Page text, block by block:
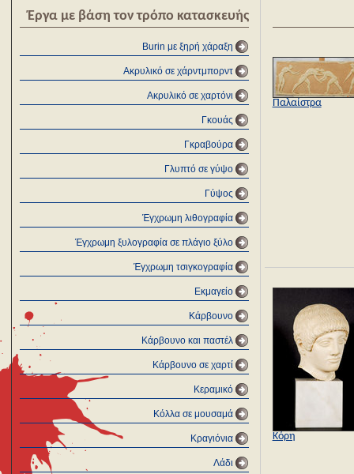
Έργα με βάση τον τρόπο κατασκευής
Burin με ξηρή χάραξη
Ακρυλικό σε χάρντμπορντ
Ακρυλικό σε χαρτόνι
Γκουάς
Γκραβούρα
Γλυπτό σε γύψο
Γύψος
Έγχρωμη λιθογραφία
Έγχρωμη ξυλογραφία σε πλάγιο ξύλο
Έγχρωμη τσιγκογραφία
Εκμαγείο
Κάρβουνο
Κάρβουνο και παστέλ
Κάρβουνο σε χαρτί
Κεραμικό
Κόλλα σε μουσαμά
Κραγιόνια
Λάδι
Παλαίστρα
Κόρη